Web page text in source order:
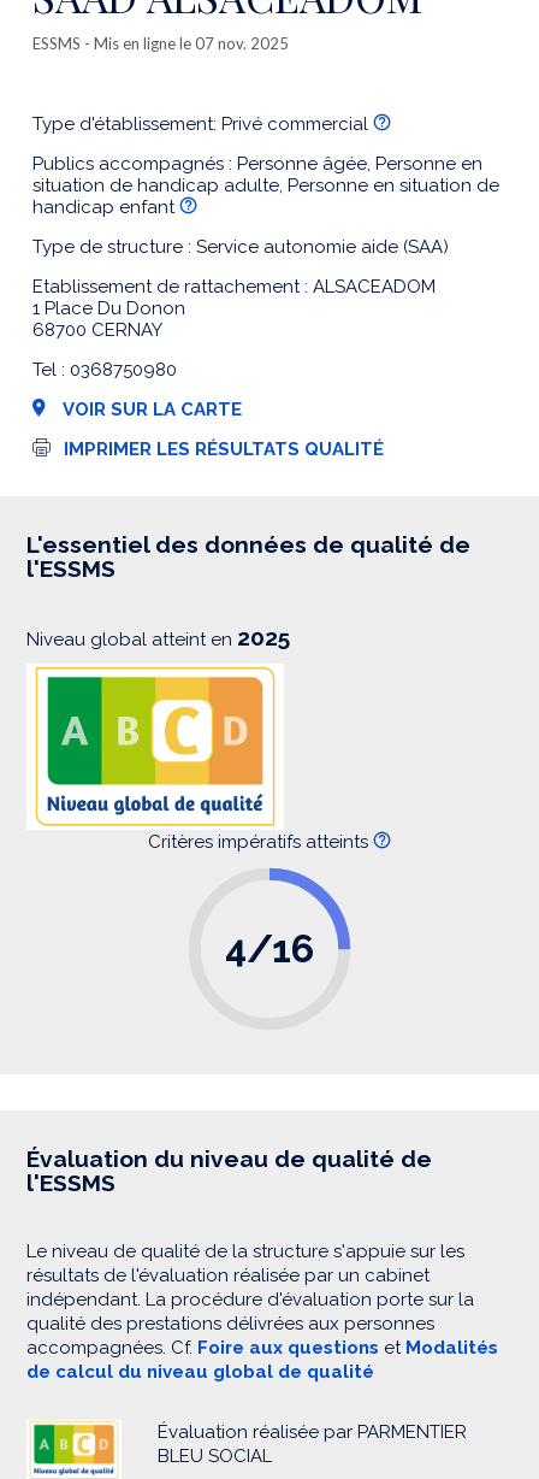
ESSMS - Mis en ligne le 07 nov. 2025
Type d'établissement: Privé commercial
Publics accompagnés : Personne âgée, Personne en
situation de handicap adulte, Personne en situation de
handicap enfant
Type de structure : Service autonomie aide (SAA)
Etablissement de rattachement : ALSACEADOM
1 Place Du Donon
68700 CERNAY
Tel : 0368750980
VOIR SUR LA CARTE
I
s
i
IMPRIMER LES RÉSULTATS QUALITÉ
L'essentiel des données de qualité de
l'ESSMS
Niveau global atteint en 2025
Critères impératifs atteints
4/16
Évaluation du niveau de qualité de
l'ESSMS
Le niveau de qualité de la structure s'appuie sur les
résultats de l'évaluation réalisée par un cabinet
indépendant. La procédure d'évaluation porte sur la
qualité des prestations délivrées aux personnes
accompagnées. Cf. Foire aux questions et Modalités
de calcul du niveau global de qualité
Évaluation réalisée par PARMENTIER
BLEU SOCIAL